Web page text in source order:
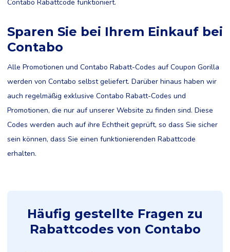
Contabo Rabattcode funktioniert.
Sparen Sie bei Ihrem Einkauf bei
Contabo
Alle Promotionen und Contabo Rabatt-Codes auf Coupon Gorilla
werden von Contabo selbst geliefert. Darüber hinaus haben wir
auch regelmäßig exklusive Contabo Rabatt-Codes und
Promotionen, die nur auf unserer Website zu finden sind. Diese
Codes werden auch auf ihre Echtheit geprüft, so dass Sie sicher
sein können, dass Sie einen funktionierenden Rabattcode
erhalten.
Häufig gestellte Fragen zu
Rabattcodes von Contabo